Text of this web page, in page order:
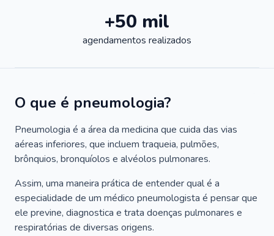
+50 mil
agendamentos realizados
O que é pneumologia?
Pneumologia é a área da medicina que cuida das vias
aéreas inferiores, que incluem traqueia, pulmões,
brônquios, bronquíolos e alvéolos pulmonares.
Assim, uma maneira prática de entender qual é a
especialidade de um médico pneumologista é pensar que
ele previne, diagnostica e trata doenças pulmonares e
respiratórias de diversas origens.